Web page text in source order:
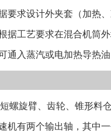
转将物料向上提升，转臂慢速
形成对流循环的三重混合效
螺旋越多，混合效果越好；
部贴合紧密，有效减少混合
要求设计外夹套（加热
据工艺要求在混合机筒
入蒸汽或电加热导热油
旋臂、齿轮、锥形料
机有两个输出轴，其中